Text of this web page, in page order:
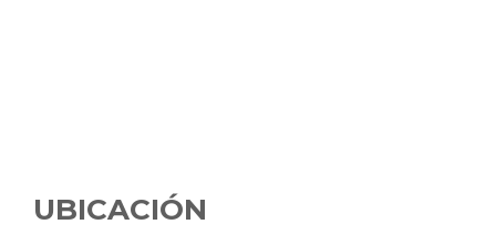
UBICACIÓN